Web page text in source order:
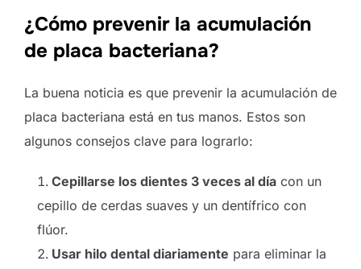
¿Cómo prevenir la acumulación
de placa bacteriana?
La buena noticia es que prevenir la acumulación de
placa bacteriana está en tus manos. Estos son
algunos consejos clave para lograrlo:
Cepillarse los dientes 3 veces al día con un
cepillo de cerdas suaves y un dentífrico con
flúor.
Usar hilo dental diariamente para eliminar la